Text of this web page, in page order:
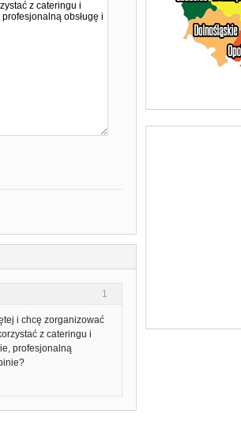
1
i chcę zorganizować
z cateringu i
profesjonalną